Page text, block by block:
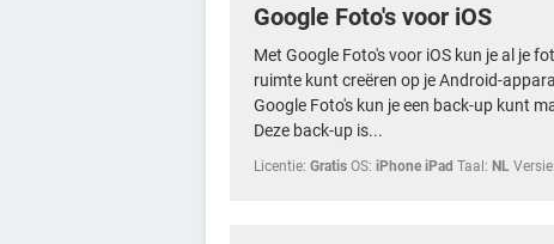
Google Foto's voor iOS
Met Google Foto's voor iOS kun je al je
ruimte kunt creëren op je Android-
Google Foto's kun je een back-up kunt
Deze back-up is...
Licentie: Gratis OS: iPhone iPad Taal: NL Versie: